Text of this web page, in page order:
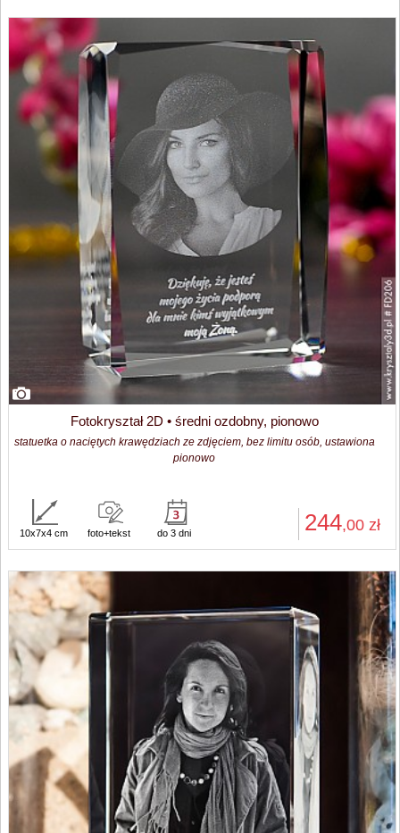
Fotokryształ 2D • średni ozdobny, pionowo
statuetka o naciętych krawędziach ze zdjęciem, bez limitu osób, ustawiona
pionowo
244,00 zł
10x7x4 cm foto+tekst do 3 dni